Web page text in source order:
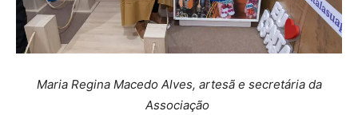
Maria Regina Macedo Alves, artesã e secretária da
Associação